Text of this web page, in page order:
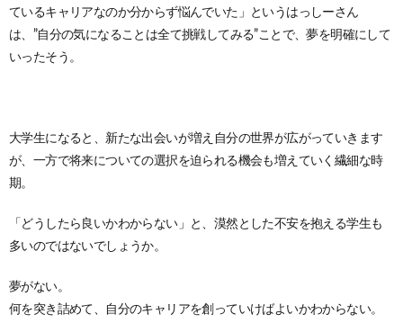
ているキャリアなのか分からず悩んでいた」というはっしーさん
は、”自分の気になることは全て挑戦してみる”ことで、夢を明確にして
いったそう。
大学生になると、新たな出会いが増え自分の世界が広がっていきます
が、一方で将来についての選択を迫られる機会も増えていく繊細な時
期。
「どうしたら良いかわからない」と、漠然とした不安を抱える学生も
多いのではないでしょうか。
夢がない。
何を突き詰めて、自分のキャリアを創っていけばよいかわからない。